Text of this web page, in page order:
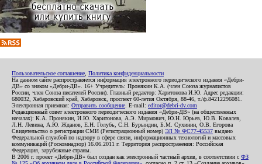
Пользовательское соглашение Политика конфиденциальности
На данном сайте распространяется информация электронного периодического издания «Дебри-
ДВ» со знаком «Дебри-ДВ». 16+ Учредитель: Пронякин К.А. (член Союза журналистов
России, член Союза писателей России). Главный редактор: Харитонова И.Ю. Адрес редакции:
680032, Хабаровский край, Хабаровск, проспект 60-летия Октября, 88-46, т./ф.84212296081.
Электронная приемная: Отправить сообщение . E-mail: editor@debri-dv.com
Редакционный совет электронного периодического издания «Дебри-ДВ» (на общественных
началах): К.А. Пронякин, И.Ю. Харитонова, А.Э. Мирмович, Ю.Н. Юрьев, Ю.В. Ковалев,
Л.Н. Левина, А.Ю. Жданов, Е.Н. Голубь, С.Н. Бурындин, Б.М. Сухинин, О.В. Егорова
Свидетельство о регистрации СМИ (Регистрационный номер) ЭЛ № ФС77-45537 выдано
Федеральной службой по надзору в сфере связи, информационных технологий и массовых
коммуникаций (Роскомнадзор) 16.06.2011 г. Территория распространения: Российская
Федерация, зарубежные страны.
В 2006 г. проект «Дебри-ДВ» был создан как электронный частный архив, в соответствии с ФЗ